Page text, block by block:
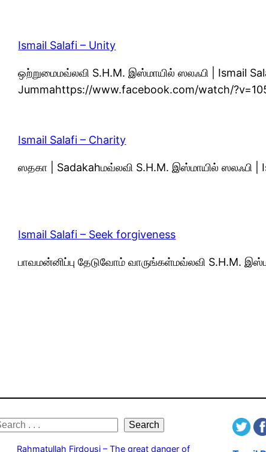
Ismail Salafi – Unity
ஒற்றுமைமவ்லவி S.H.M. இஸ்மாயில் ஸலஃபி | Ismail
Jummahttps://www.facebook.com/watch/
Ismail Salafi – Charity
ஸதகா | Sadakahமவ்லவி S.H.M. இஸ்மாயில் ஸலஃபி |
Ismail Salafi – Seek forgiveness
பாவமன்னிப்பு தேடுவோம் வாருங்கள்மவ்லவி S.H.M.
Search
Rahmatullah Firdousi – The great danger of